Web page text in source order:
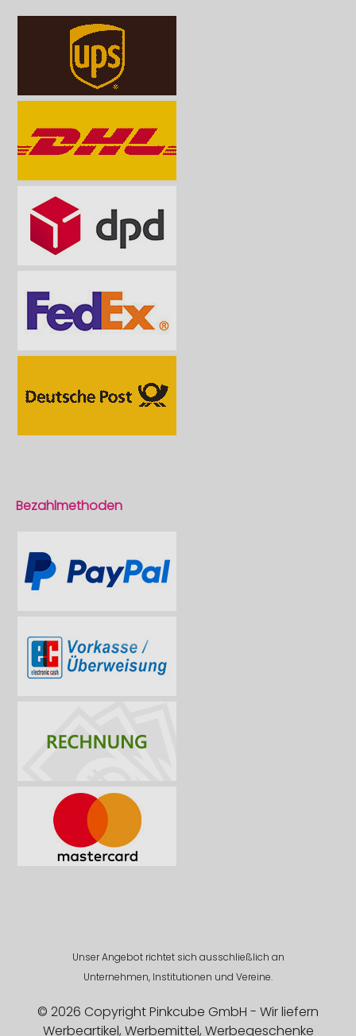
Bezahlmethoden
Unser Angebot richtet sich ausschließlich an
Unternehmen, Institutionen und Vereine.
© 2026 Copyright Pinkcube GmbH - Wir liefern
Werbeartikel, Werbemittel, Werbegeschenke